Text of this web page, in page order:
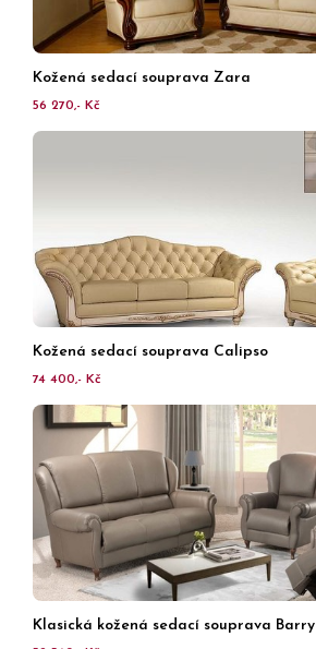
Kožená sedací souprava Zara
56 270,- Kč
Kožená sedací souprava Calipso
74 400,- Kč
Klasická kožená sedací souprava Barry